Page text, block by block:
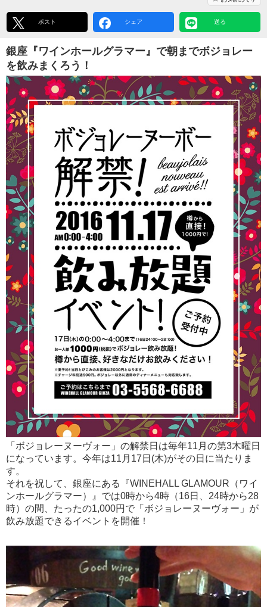
ポスト シェア 送る
銀座『ワインホールグラマー』で朝までボジョレー
を飲みまくろう！
「ボジョレーヌーヴォー」の解禁日は毎年11月の第3木曜日
になっています。今年は11月17日(木)がその日に当たりま
す。
それを祝して、銀座にある『WINEHALL GLAMOUR（ワイ
ンホールグラマー）』では0時から4時（16日、24時から28
時）の間、たったの1,000円で「ボジョレーヌーヴォー」が
飲み放題できるイベントを開催！